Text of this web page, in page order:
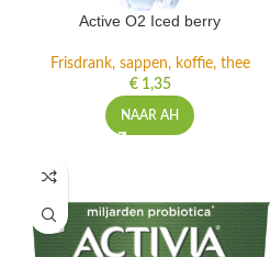
Active O2 Iced berry
Frisdrank, sappen, koffie, thee
€1,35
NAAR AH